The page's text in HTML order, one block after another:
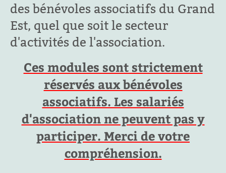
des bénévoles associatifs du Grand
Est, quel que soit le secteur
d'activités de l'association.
Ces modules sont strictement
réservés aux bénévoles
associatifs. Les salariés
d'association ne peuvent pas y
participer. Merci de votre
compréhension.